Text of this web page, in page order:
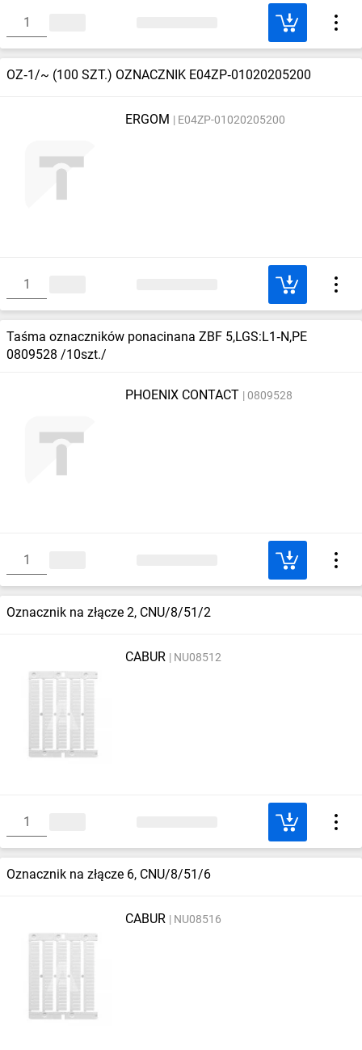
OZ‑1/~ (100 SZT.) OZNACZNIK E04ZP‑01020205200
ERGOM E04ZP-01020205200
Taśma oznaczników ponacinana ZBF 5,LGS:L1‑N,PE
0809528 /10szt./
PHOENIX CONTACT 0809528
Oznacznik na złącze 2, CNU/8/51/2
CABUR NU08512
Oznacznik na złącze 6, CNU/8/51/6
CABUR NU08516